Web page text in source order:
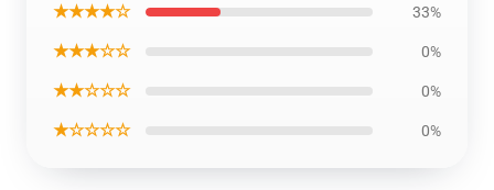
★★★★☆ 33%
★★★☆☆ 0%
★★☆☆☆ 0%
★☆☆☆☆ 0%